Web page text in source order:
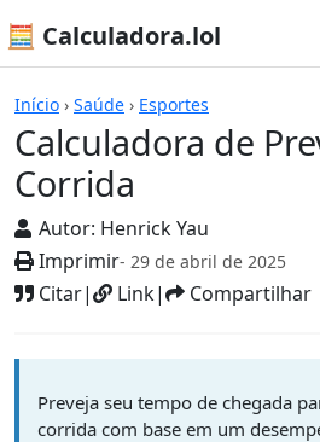
🧮 Calculadora.lol
Início › Saúde › Esportes
Calculadora de
Corrida
Autor: Henrick Yau
Imprimir- 29 de abril de 2025
Citar| Link| Compartilhar
Calculadoras
Preveja seu tempo de chegada
corrida com base em um